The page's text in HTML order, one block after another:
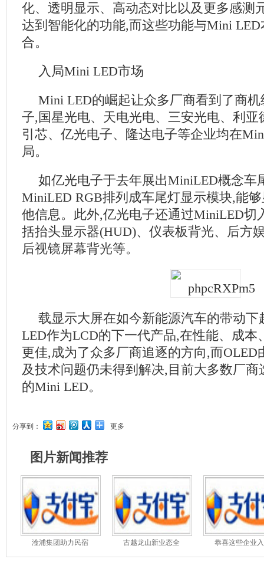
化、透明显示、高动态对比以及更多感测
达到智能化的功能,而这些功能与Mini
合。
入局Mini LED市场
Mini LED的崛起让众多厂商看到了商
子,国星光电、天电光电、三安光电、利亚
引芯、亿光电子、隆达电子等企业均在
局。
如亿光电子于去年展出MiniLED概念车
MiniLED RGB排列成车尾灯显示模块,能
他信息。此外,亿光电子还通过MiniLED切
括抬头显示器(HUD)、仪表板背光、后方
后视镜屏幕背光等。
载显示大屏在如今新能源汽车的带动
LED作为LCD的下一代产品,在性能、成本
更佳,成为了众多厂商追逐的方向,而OLED
及技术问题仍未得到解决,目前大多数厂商
的Mini LED。
分享到： 更多
图片新闻推荐
淦浦集团助力民宿 古越龙山新业态全 恭喜这些企业